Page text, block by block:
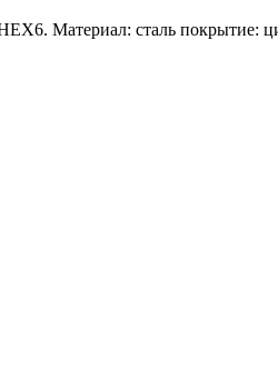
Материал: сталь покрытие: